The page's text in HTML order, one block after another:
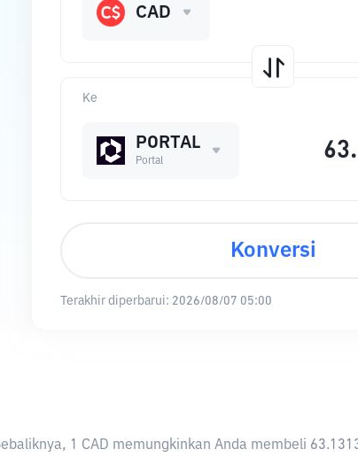
Ke
PORTAL
Portal
CAD
Konversi
Terakhir diperbarui: 2026/08/07 05:00
1 CAD memungkinkan Anda membeli